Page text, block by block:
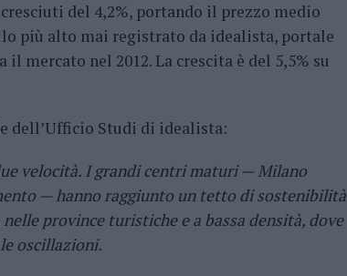
del 4,2%, portando il prezzo medio
più alto mai registrato da idealista, portale
mercato nel 2012. La crescita è del 5,5% su
dell’Ufficio Studi di idealista:
velocità. I grandi centri maturi — Milano
— hanno raggiunto un tetto di sostenibilità
province turistiche e a bassa densità, dove
oscillazioni.